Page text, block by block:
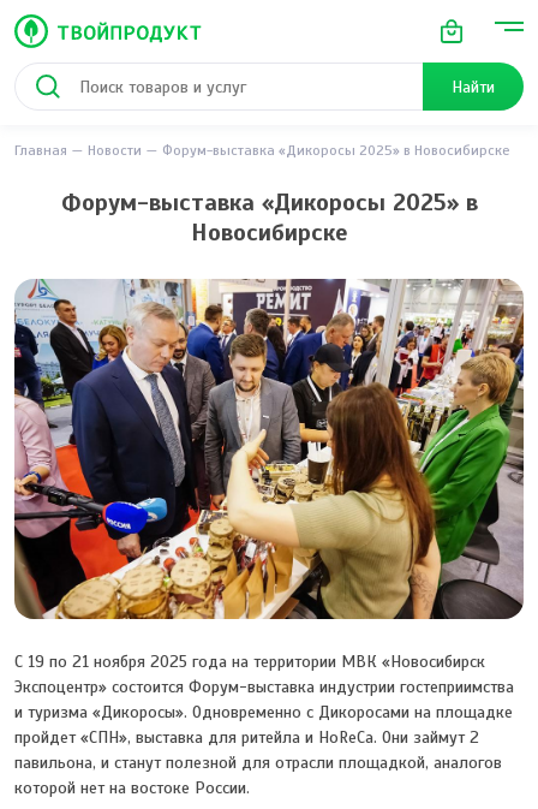
Найти
Главная Новости Форум-выставка «Дикоросы 2025» в Новосибирске
Форум-выставка «Дикоросы 2025» в
Новосибирске
С 19 по 21 ноября 2025 года на территории МВК «Новосибирск
Экспоцентр» состоится Форум-выставка индустрии гостеприимства
и туризма «Дикоросы». Одновременно с Дикоросами на площадке
пройдет «СПН», выставка для ритейла и HoReCa. Они займут 2
павильона, и станут полезной для отрасли площадкой, аналогов
которой нет на востоке России.